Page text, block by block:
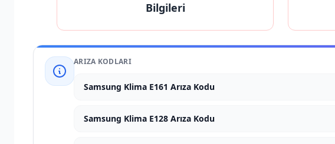
Bilgileri
ARIZA KODLARI
Samsung Klima E161 Arıza Kodu
Samsung Klima E128 Arıza Kodu